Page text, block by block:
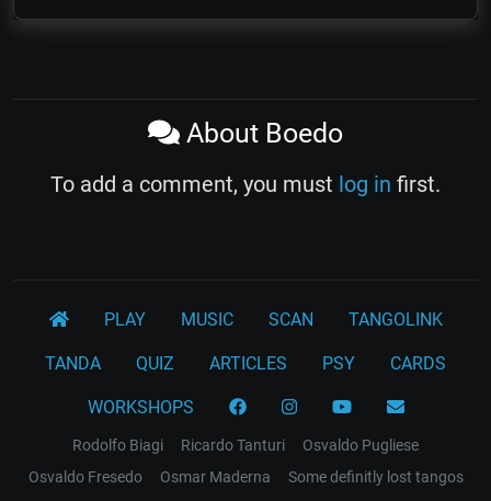
About Boedo
To add a comment, you must log in first.
PLAY MUSIC SCAN TANGOLINK
TANDA QUIZ ARTICLES PSY CARDS
WORKSHOPS
Rodolfo Biagi Ricardo Tanturi
Osvaldo Pugliese
Osvaldo Fresedo
Osmar Maderna
Some definitly lost tangos